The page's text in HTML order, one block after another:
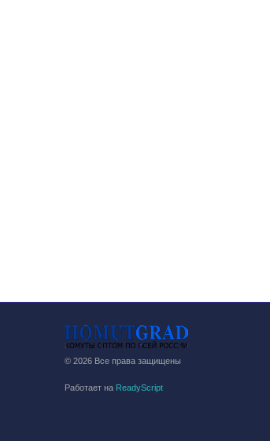
© 2026 Все права защищены
Работает на ReadyScript